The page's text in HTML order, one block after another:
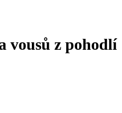
vousů z pohodlí